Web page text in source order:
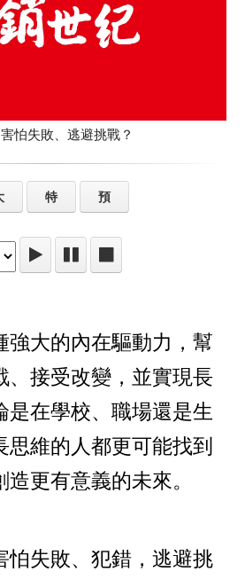
怕失敗、逃避挑戰？
特 預
強大的內在驅動力，幫
、接受改變，並實現長
是在學校、職場還是生
思維的人都更可能找到
更有意義的未來。
怕失敗、犯錯，逃避挑